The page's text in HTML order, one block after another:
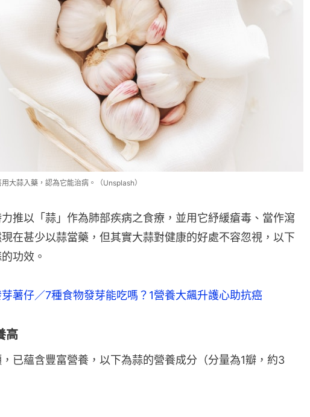
大蒜入藥，認為它能治病。（Unsplash）
推以「蒜」作為肺部疾病之食療，並用它紓緩瘡毒、當作瀉
在甚少以蒜當藥，但其實大蒜對健康的好處不容忽視，以下
功效。
薯仔／7種食物發芽能吃嗎？1營養大飆升護心助抗癌
高
已蘊含豐富營養，以下為蒜的營養成分（分量為1瓣，約3